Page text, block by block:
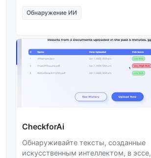
Обнаружение ИИ
CheckforAi
Обнаруживайте тексты, созданные
искусственным интеллектом, в эссе,